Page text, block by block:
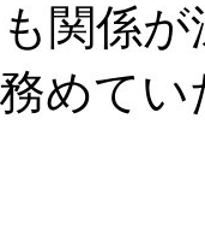
関係
めて